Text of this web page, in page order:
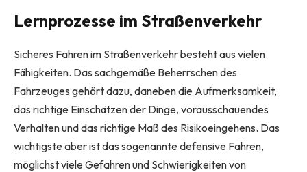
Lernprozesse im Straßenverkehr
Sicheres Fahren im Straßenverkehr besteht aus vielen
Fähigkeiten. Das sachgemäße Beherrschen des
Fahrzeuges gehört dazu, daneben die Aufmerksamkeit,
das richtige Einschätzen der Dinge, vorausschauendes
Verhalten und das richtige Maß des Risikoeingehens. Das
wichtigste aber ist das sogenannte defensive Fahren,
möglichst viele Gefahren und Schwierigkeiten von